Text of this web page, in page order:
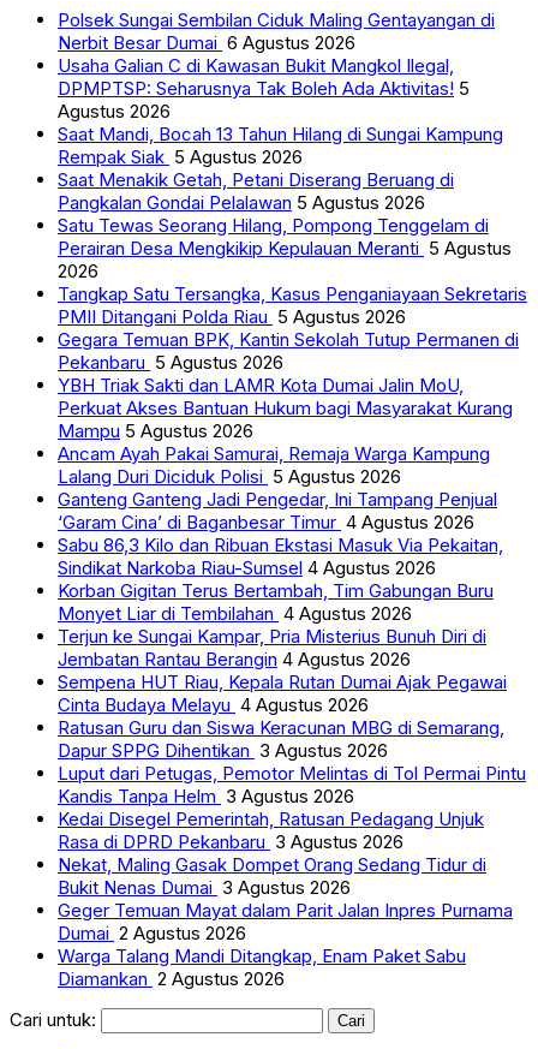
Polsek Sungai Sembilan Ciduk Maling Gentayangan di
Nerbit Besar Dumai 6 Agustus 2026
Usaha Galian C di Kawasan Bukit Mangkol Ilegal,
DPMPTSP: Seharusnya Tak Boleh Ada Aktivitas! 5
Agustus 2026
Saat Mandi, Bocah 13 Tahun Hilang di Sungai Kampung
Rempak Siak 5 Agustus 2026
Saat Menakik Getah, Petani Diserang Beruang di
Pangkalan Gondai Pelalawan 5 Agustus 2026
Satu Tewas Seorang Hilang, Pompong Tenggelam di
Perairan Desa Mengkikip Kepulauan Meranti 5 Agustus
2026
Tangkap Satu Tersangka, Kasus Penganiayaan Sekretaris
PMII Ditangani Polda Riau 5 Agustus 2026
Gegara Temuan BPK, Kantin Sekolah Tutup Permanen di
Pekanbaru 5 Agustus 2026
YBH Triak Sakti dan LAMR Kota Dumai Jalin MoU,
Perkuat Akses Bantuan Hukum bagi Masyarakat Kurang
Mampu 5 Agustus 2026
Ancam Ayah Pakai Samurai, Remaja Warga Kampung
Lalang Duri Diciduk Polisi 5 Agustus 2026
Ganteng Ganteng Jadi Pengedar, Ini Tampang Penjual
‘Garam Cina’ di Baganbesar Timur 4 Agustus 2026
Sabu 86,3 Kilo dan Ribuan Ekstasi Masuk Via Pekaitan,
Sindikat Narkoba Riau-Sumsel 4 Agustus 2026
Korban Gigitan Terus Bertambah, Tim Gabungan Buru
Monyet Liar di Tembilahan 4 Agustus 2026
Terjun ke Sungai Kampar, Pria Misterius Bunuh Diri di
Jembatan Rantau Berangin 4 Agustus 2026
Sempena HUT Riau, Kepala Rutan Dumai Ajak Pegawai
Cinta Budaya Melayu 4 Agustus 2026
Ratusan Guru dan Siswa Keracunan MBG di Semarang,
Dapur SPPG Dihentikan 3 Agustus 2026
Luput dari Petugas, Pemotor Melintas di Tol Permai Pintu
Kandis Tanpa Helm 3 Agustus 2026
Kedai Disegel Pemerintah, Ratusan Pedagang Unjuk
Rasa di DPRD Pekanbaru 3 Agustus 2026
Nekat, Maling Gasak Dompet Orang Sedang Tidur di
Bukit Nenas Dumai 3 Agustus 2026
Geger Temuan Mayat dalam Parit Jalan Inpres Purnama
Dumai 2 Agustus 2026
Warga Talang Mandi Ditangkap, Enam Paket Sabu
Diamankan 2 Agustus 2026
Cari untuk: